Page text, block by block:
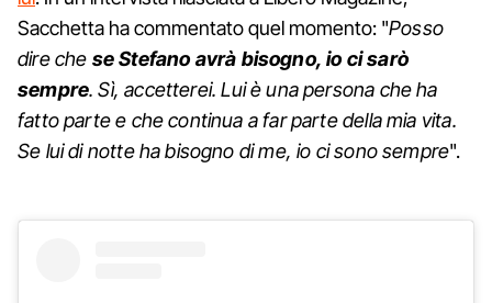
Sacchetta ha commentato quel momento: "Posso
dire che se Stefano avrà bisogno, io ci sarò
sempre. Sì, accetterei. Lui è una persona che ha
fatto parte e che continua a far parte della mia vita.
Se lui di notte ha bisogno di me, io ci sono sempre".